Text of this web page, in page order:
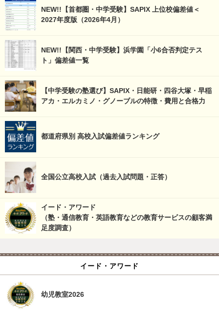
NEW!!【首都圏・中学受験】SAPIX 上位校偏差値＜
2027年度版（2026年4月）
NEW!!【関西・中学受験】浜学園「小6合否判定テス
ト」偏差値一覧
【中学受験の塾選び】SAPIX・日能研・四谷大塚・早稲
アカ・エルカミノ・グノーブルの特徴・費用と合格力
都道府県別 高校入試偏差値ランキング
全国公立高校入試（過去入試問題・正答）
イード・アワード
（塾・通信教育・英語教育などの教育サービスの顧客満
足度調査）
イード・アワード
幼児教室2026